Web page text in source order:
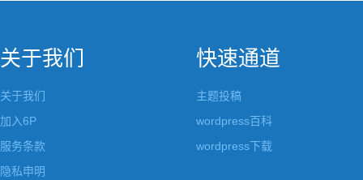
关于我们
关于我们
加入6P
服务条款
隐私申明
快速通道
主题投稿
wordpress百科
wordpress下载